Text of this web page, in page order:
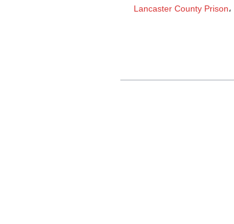
Lancaster County Prison،